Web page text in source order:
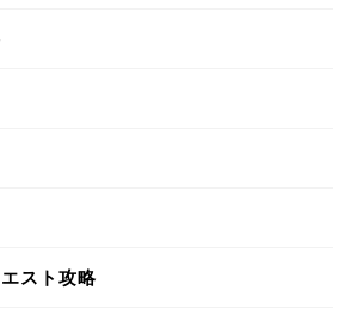
スト攻略